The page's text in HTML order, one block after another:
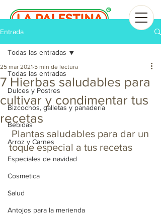
Entrada
Todas las entradas
Dulces y Postres
Bizcochos, galletas y panadería
Bebidas
Arroz y Carnes
Especiales de navidad
Cosmetica
Salud
Antojos para la merienda
Todas las entradas
7 Hierbas saludables para
cultivar y condimentar tus
recetas
25 mar 2021 5 min de lectura
toque especial a tus recetas